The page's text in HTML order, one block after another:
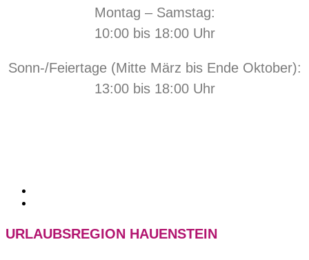
Montag – Samstag:
10:00 bis 18:00 Uhr
Sonn-/Feiertage (Mitte März bis Ende Oktober):
13:00 bis 18:00 Uhr
URLAUBSREGION HAUENSTEIN